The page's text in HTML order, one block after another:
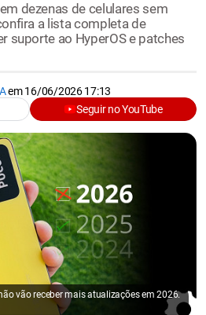
dezenas de celulares sem
a lista completa de
suporte ao HyperOS e patches
em16/06/2026 17:13
Seguir no YouTube
vão receber mais atualizações em 2026.